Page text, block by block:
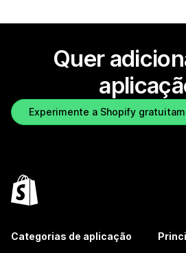
Quer
Experimente a Shopify
Categorias de aplicação